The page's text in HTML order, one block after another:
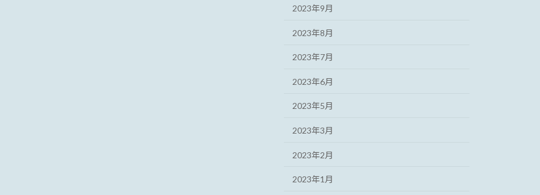
2023年9月
2023年8月
2023年7月
2023年6月
2023年5月
2023年3月
2023年2月
2023年1月